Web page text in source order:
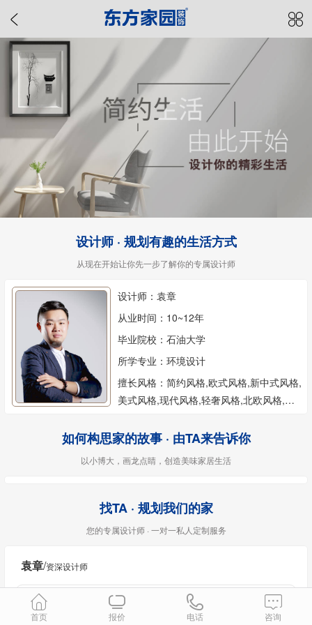
设计师 · 规划有趣的生活方式
从现在开始让你先一步了解你的专属设计师
设计师：袁章
从业时间：10~12年
毕业院校：石油大学
所学专业：环境设计
擅长风格：简约风格,欧式风格,新中式风格,
美式风格,现代风格,轻奢风格,北欧风格,简
他风格
如何构思家的故事 · 由TA来告诉你
以小博大，画龙点睛，创造美味家居生活
找TA · 规划我们的家
您的专属设计师 · 一对一私人定制服务
袁章/资深设计师
首页 报价 电话 咨询